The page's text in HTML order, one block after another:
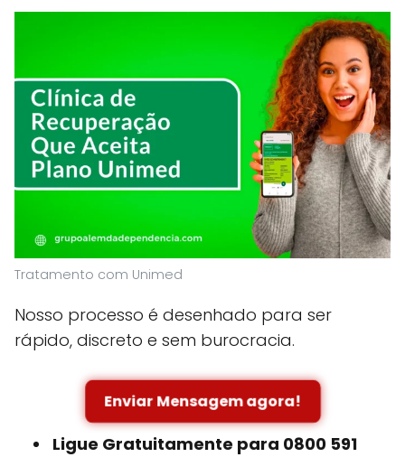
Tratamento com Unimed
Nosso processo é desenhado para ser
rápido, discreto e sem burocracia.
Enviar Mensagem agora!
Ligue Gratuitamente para 0800 591